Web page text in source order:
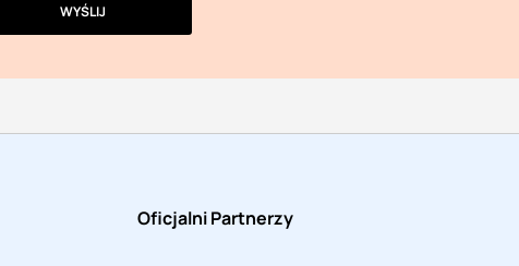
WYŚLIJ
Oficjalni Partnerzy